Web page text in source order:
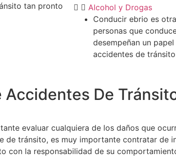
tan pronto
Alcohol y Drogas
Conducir ebrio es
personas que
desempeñan un
accidentes de
De
evaluar cualquiera de los daños que
de tránsito, es muy importante contratar de
con la responsabilidad de su